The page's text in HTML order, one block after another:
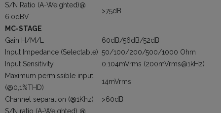
S/N Ratio (A-Weighted)@
6.0dBV
>75dB
MC-STAGE
Gain H/M/L
60dB/56dB/52dB
Input Impedance (Selectable) 50/100/200/500/1000 Ohm
Input Sensitivity
0.104mVrms (200mVrms@1kHz)
Maximum permissible input
(@0,1%THD)
14mVrms
Channel separation (@1Khz)
>60dB
S/N ratio (A-Weighted) @